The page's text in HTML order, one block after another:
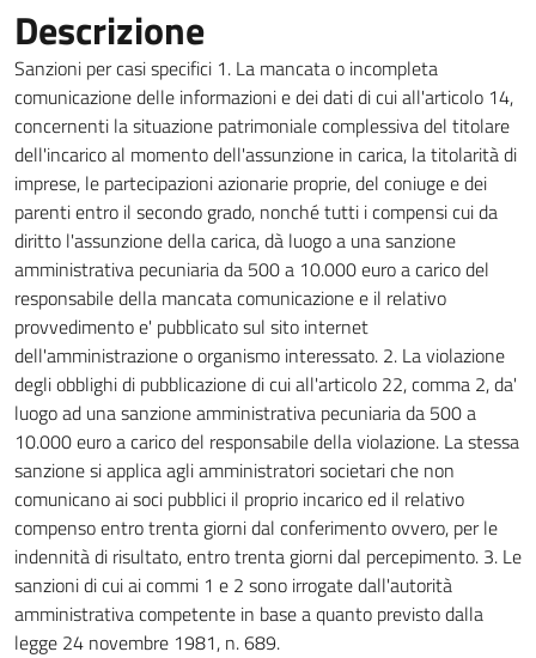
Descrizione
Sanzioni per casi specifici 1. La mancata o incompleta
comunicazione delle informazioni e dei dati di cui all'articolo 14,
concernenti la situazione patrimoniale complessiva del titolare
dell'incarico al momento dell'assunzione in carica, la titolarità di
imprese, le partecipazioni azionarie proprie, del coniuge e dei
parenti entro il secondo grado, nonché tutti i compensi cui da
diritto l'assunzione della carica, dà luogo a una sanzione
amministrativa pecuniaria da 500 a 10.000 euro a carico del
responsabile della mancata comunicazione e il relativo
provvedimento e' pubblicato sul sito internet
dell'amministrazione o organismo interessato. 2. La violazione
degli obblighi di pubblicazione di cui all'articolo 22, comma 2, da'
luogo ad una sanzione amministrativa pecuniaria da 500 a
10.000 euro a carico del responsabile della violazione. La stessa
sanzione si applica agli amministratori societari che non
comunicano ai soci pubblici il proprio incarico ed il relativo
compenso entro trenta giorni dal conferimento ovvero, per le
indennità di risultato, entro trenta giorni dal percepimento. 3. Le
sanzioni di cui ai commi 1 e 2 sono irrogate dall'autorità
amministrativa competente in base a quanto previsto dalla
legge 24 novembre 1981, n. 689.